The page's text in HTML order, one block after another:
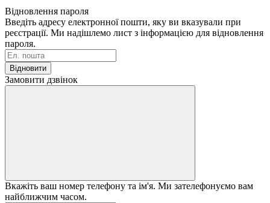
Відновлення пароля
Введіть адресу електронної пошти, яку ви вказували при
реєстрації. Ми надішлемо лист з інформацією для відновлення
пароля.
Відновити
Замовити дзвінок
Вкажіть ваш номер телефону та ім'я. Ми зателефонуємо вам
найближчим часом.